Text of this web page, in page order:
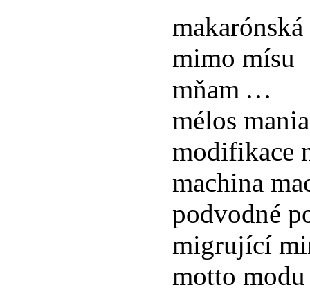
mimo mísu
mňam …
mélos
modifikace
machina
podvodné
migrující
motto modu